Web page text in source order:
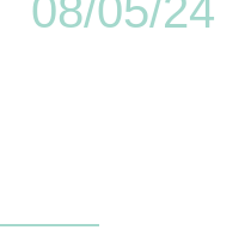
08/05/24